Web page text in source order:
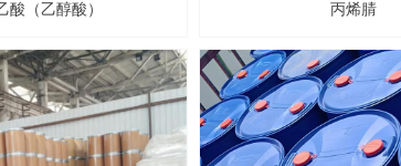
酸（乙醇酸） 丙烯腈